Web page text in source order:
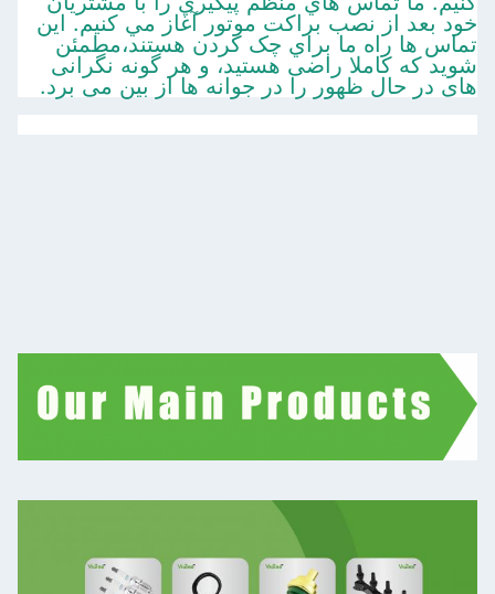
خود بعد از نصب براکت موتور آغاز مي کنيم. اين
تماس ها راه ما براي چک کردن هستند،مطمئن
شوید که کاملا راضی هستید، و هر گونه نگرانی
های در حال ظهور را در جوانه ها از بین می برد.